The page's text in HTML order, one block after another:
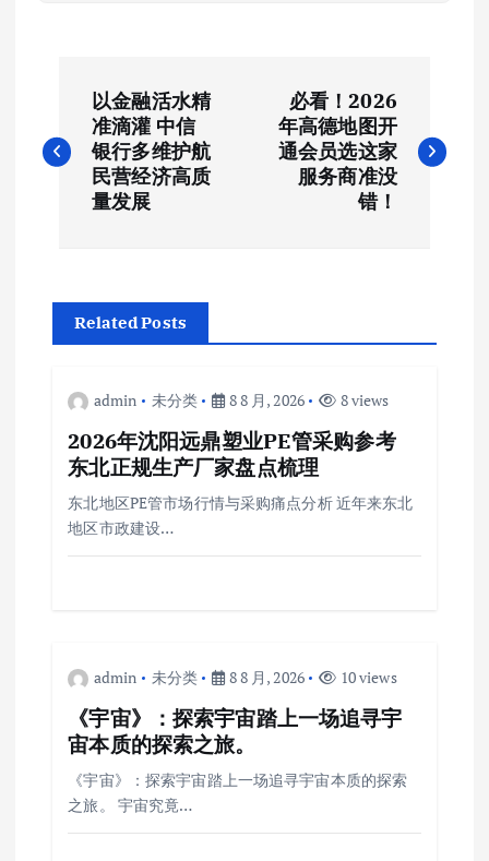
章
以金融活水精
准滴灌 中信
银行多维护航
民营经济高质
量发展
必看！2026
年高德地图开
通会员选这家
服务商准没
错！
Related Posts
admin 未分类 8 8 月, 2026 8 views
2026年沈阳远鼎塑业PE管采购参考
东北正规生产厂家盘点梳理
东北地区PE管市场行情与采购痛点分析 近年来东北
地区市政建设…
admin 未分类 8 8 月, 2026 10 views
《宇宙》：探索宇宙踏上一场追寻宇
宙本质的探索之旅。
《宇宙》：探索宇宙踏上一场追寻宇宙本质的探索
之旅。 宇宙究竟…